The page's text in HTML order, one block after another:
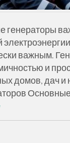
генераторы
важным.
и
домов, дач и